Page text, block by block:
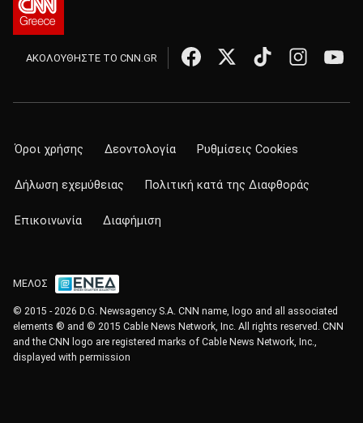
ΑΚΟΛΟΥΘΗΣΤΕ ΤΟ CNN.GR
Όροι χρήσης Δεοντολογία Ρυθμίσεις Cookies
Δήλωση εχεμύθειας Πολιτική κατά της Διαφθοράς
Επικοινωνία Διαφήμιση
ΜΕΛΟΣ
© 2015 - 2026 D.G. Newsagency S.A. CNN name, logo and all associated
elements ® and © 2015 Cable News Network, Inc. All rights reserved. CNN
and the CNN logo are registered marks of Cable News Network, Inc.,
displayed with permission